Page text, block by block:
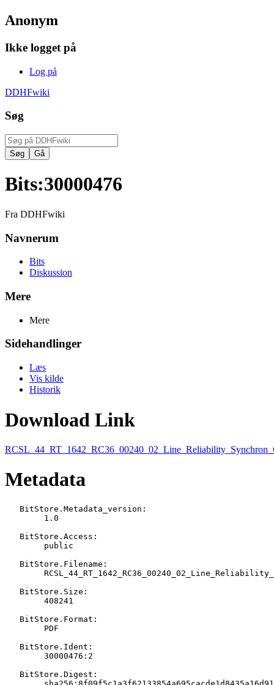
Anonym
Ikke logget på
Log på
DDHFwiki
Søg
Bits:30000476
Fra DDHFwiki
Navnerum
Bits
Diskussion
Mere
Mere
Sidehandlinger
Læs
Vis kilde
Historik
Download Link
Metadata
   BitStore.Metadata_version:
   BitStore.Access:
   BitStore.Filename:
   BitStore.Size:
   BitStore.Format:
   BitStore.Ident:
   BitStore.Digest: